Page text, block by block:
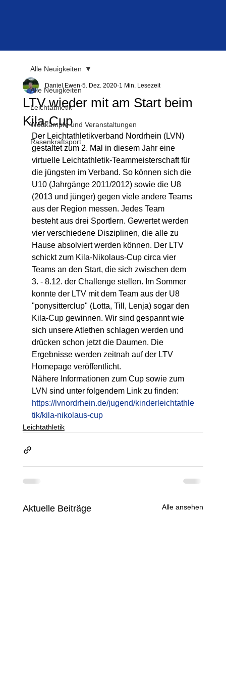
Alle Neuigkeiten
Leichtathletik
Wettkämpfe und Veranstaltungen
Rasenkraftsport
Alle Neuigkeiten
LTV wieder mit am Start beim
Kila-Cup
Daniel Ewen 5. Dez. 2020 1 Min. Lesezeit
Der Leichtathletikverband Nordrhein (LVN)
gestaltet zum 2. Mal in diesem Jahr eine
virtuelle Leichtathletik-Teammeisterschaft für
die jüngsten im Verband. So können sich die
U10 (Jahrgänge 2011/2012) sowie die U8
(2013 und jünger) gegen viele andere Teams
aus der Region messen. Jedes Team
besteht aus drei Sportlern. Gewertet werden
vier verschiedene Disziplinen, die alle zu
Hause absolviert werden können. Der LTV
schickt zum Kila-Nikolaus-Cup circa vier
Teams an den Start, die sich zwischen dem
3. - 8.12. der Challenge stellen. Im Sommer
konnte der LTV mit dem Team aus der U8
"ponysitterclup" (Lotta, Till, Lenja) sogar den
Kila-Cup gewinnen. Wir sind gespannt wie
sich unsere Atlethen schlagen werden und
drücken schon jetzt die Daumen. Die
Ergebnisse werden zeitnah auf der LTV
Homepage veröffentlicht.
Nähere Informationen zum Cup sowie zum
LVN sind unter folgendem Link zu finden:
https://lvnordrhein.de/jugend/kinderleichtathle
tik/kila-nikolaus-cup
Leichtathletik
Aktuelle Beiträge Alle ansehen